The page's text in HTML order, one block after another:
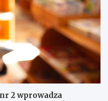
2 wprowadza